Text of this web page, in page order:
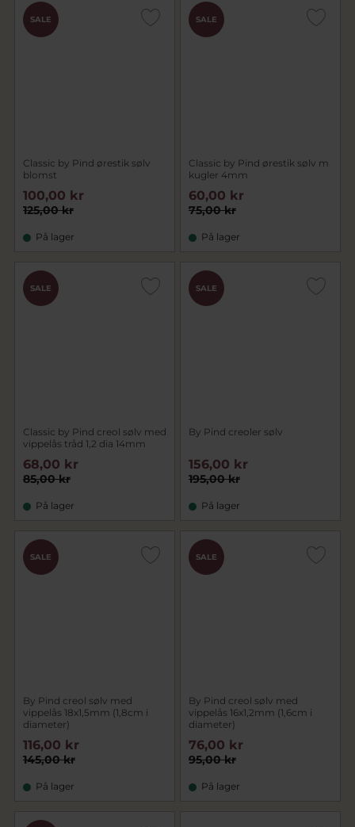
SALE
Classic by Pind ørestik sølv
blomst
125,00 kr
100,00 kr
På lager
SALE
Classic by Pind ørestik sølv m
kugler 4mm
75,00 kr
60,00 kr
På lager
SALE
Classic by Pind creol sølv med
vippelås tråd 1,2 dia 14mm
85,00 kr
68,00 kr
På lager
SALE
By Pind creoler sølv
195,00 kr
156,00 kr
På lager
SALE
By Pind creol sølv med
vippelås 18x1,5mm (1,8cm i
diameter)
145,00 kr
116,00 kr
På lager
SALE
By Pind creol sølv med
vippelås 16x1,2mm (1,6cm i
diameter)
95,00 kr
76,00 kr
På lager